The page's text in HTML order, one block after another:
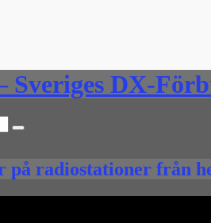
Sveriges DX-
på radiostationer från